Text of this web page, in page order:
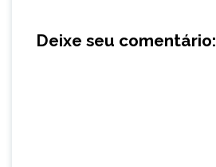
Deixe seu comentário: